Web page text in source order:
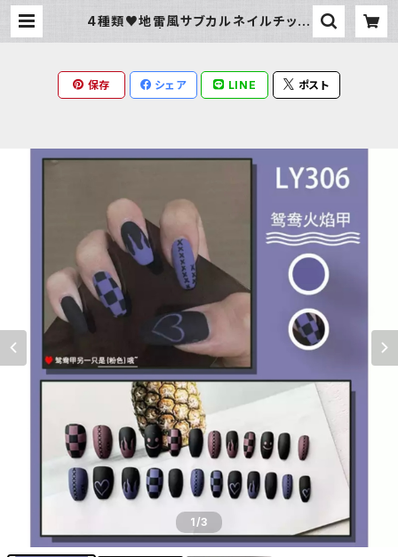
4種類♥地雷風サブカルネイルチップ
保存 シェア LINE ポスト
1/3